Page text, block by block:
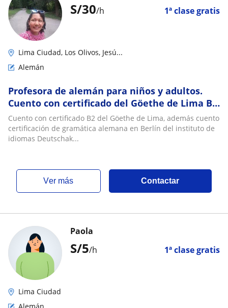
S/30/h 1ª clase gratis
Lima Ciudad, Los Olivos, Jesú...
Alemán
Profesora de alemán para niños y adultos.
Cuento con certificado del Göethe de Lima B2,
enseñó a niños y adultos desde los 6 años
Cuento con certificado B2 del Göethe de Lima, además cuento
certificación de gramática alemana en Berlín del instituto de
idiomas Deutschak...
ver más Contactar
S/5/h 1ª clase gratis
Paola
Lima Ciudad